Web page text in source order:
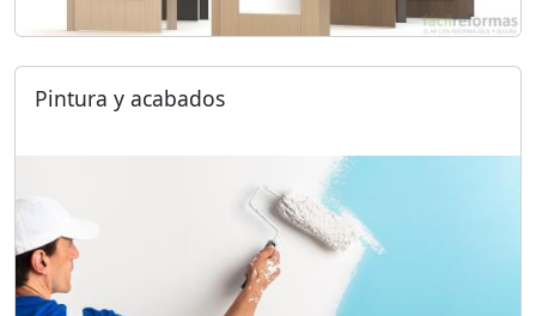
Pintura y acabados